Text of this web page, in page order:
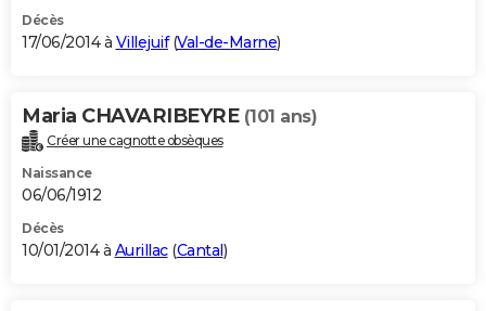
Décès
17/06/2014 à Villejuif(Val-de-Marne)
Maria CHAVARIBEYRE (101 ans)
Créer une cagnotte obsèques
Naissance
06/06/1912
Décès
10/01/2014 à Aurillac(Cantal )